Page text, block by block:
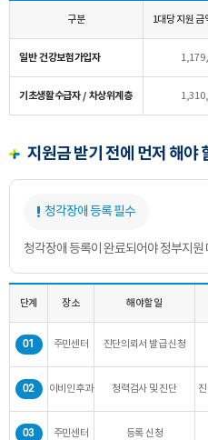
구분 1대당 지원
일반 건강보험가입자
기초생활수급자 / 차상위계층
지원금 받기 전에 먼저 해야
청각장애 등록 필수
청각장애 등록이 완료되어야 정부지원
단계 장소 해야할 일
01 주민센터 진단의뢰서 발급 신청
02 이비인후과 청력검사 및 진단
03 주민센터 등록 신청
바로